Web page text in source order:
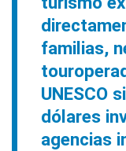
familias,
UNESCO
dólares
agencias